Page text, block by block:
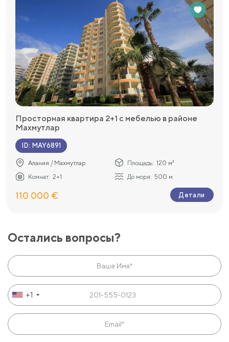
Просторная квартира 2+1 с мебелью в районе
Махмутлар
ID: MAY6891
Алания / Махмутлар Площадь: 120 м²
Комнат: 2+1 До моря: 500 м
110 000 € Детали
Остались вопросы?
+1